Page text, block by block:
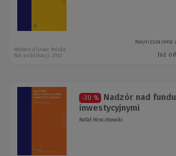
Najniższa cena
Już od:
Wolters Kluwer Polska
Rok publikacji: 2012
-30 %
Nadzór nad
inwestycyjnymi
Rafał Mroczkowski